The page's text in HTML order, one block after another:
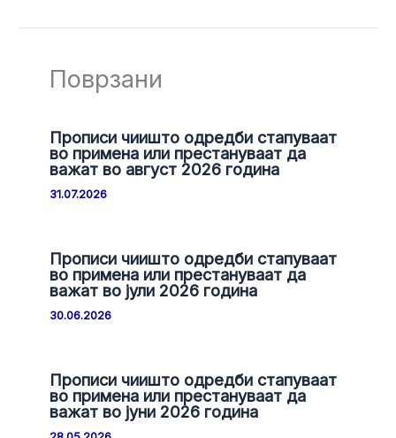
Поврзани
Прописи чиишто одредби стапуваат
во примена или престануваат да
важат во август 2026 година
31.07.2026
Прописи чиишто одредби стапуваат
во примена или престануваат да
важат во јули 2026 година
30.06.2026
Прописи чиишто одредби стапуваат
во примена или престануваат да
важат во јуни 2026 година